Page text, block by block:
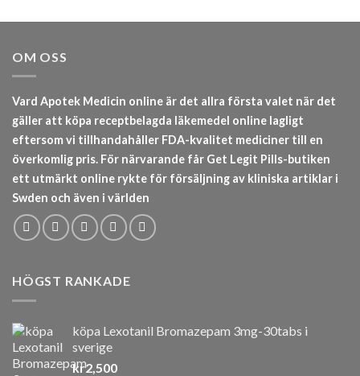
OM OSS
Vard Apotek Medicin online är det allra första valet när det
gäller att köpa receptbelagda läkemedel online lagligt
eftersom vi tillhandahåller FDA-kvalitet mediciner till en
överkomlig pris. För närvarande får Get Legit Pills-butiken
ett utmärkt online rykte för försäljning av kliniska artiklar i
Swden och även i världen
HÖGST RANKADE
köpa Lexotanil Bromazepam 3mg-30tabs i
sverige
kr2,500